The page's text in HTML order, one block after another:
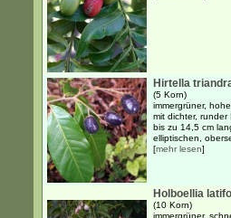
Hirtella
(5 Korn)
immergrüner,
mit dichter,
bis zu 14,5 cm
elliptischen,
[mehr lesen]
Holboellia
(10 Korn)
immergrüner,